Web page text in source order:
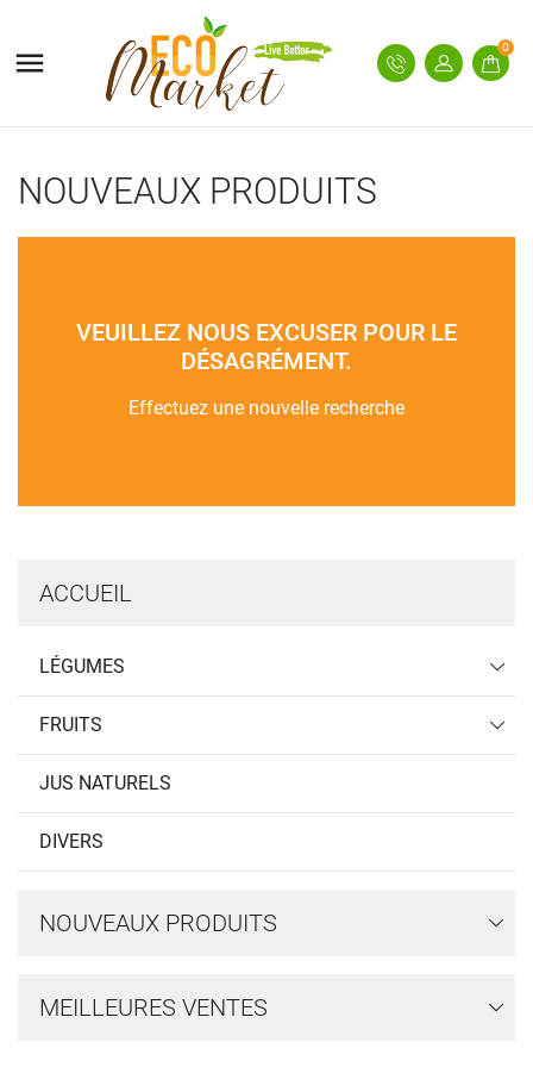
 0
ACCUEIL
LÉGUMES
FRUITS
JUS NATURELS
DIVERS
NOUVEAUX PRODUITS
MEILLEURES VENTES
NOUVEAUX PRODUITS
VEUILLEZ NOUS EXCUSER POUR LE
DÉSAGRÉMENT.
Effectuez une nouvelle recherche